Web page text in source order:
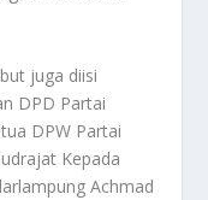
juga diisi
DPD Partai
DPW Partai
Kepada
Achmad